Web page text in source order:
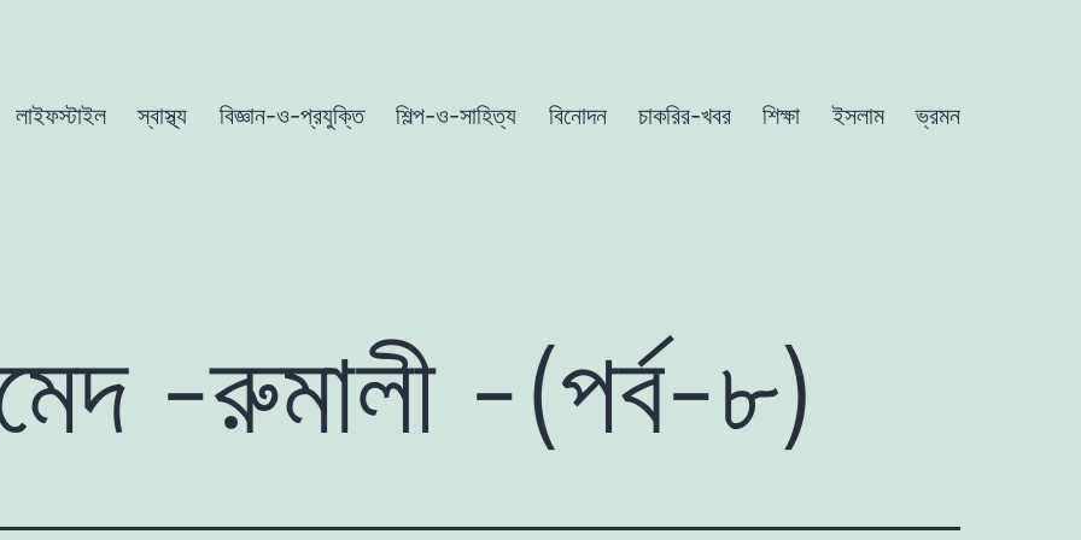
লাইফস্টাইল স্বাস্থ্য বিজ্ঞান-ও-প্রযুক্তি শিল্প-ও-সাহিত্য বিনোদন চাকরির-খবর শিক্ষা ইসলাম ভ্রমন
-রুমালী -(পর্ব-৮)